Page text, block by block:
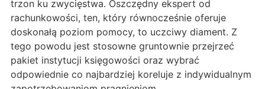
trzon ku zwycięstwa. Oszczędny ekspert od
rachunkowości, ten, który równocześnie oferuje
doskonałą poziom pomocy, to uczciwy diament. Z
tego powodu jest stosowne gruntownie przejrzeć
pakiet instytucji księgowości oraz wybrać
odpowiednie co najbardziej koreluje z indywidualnym